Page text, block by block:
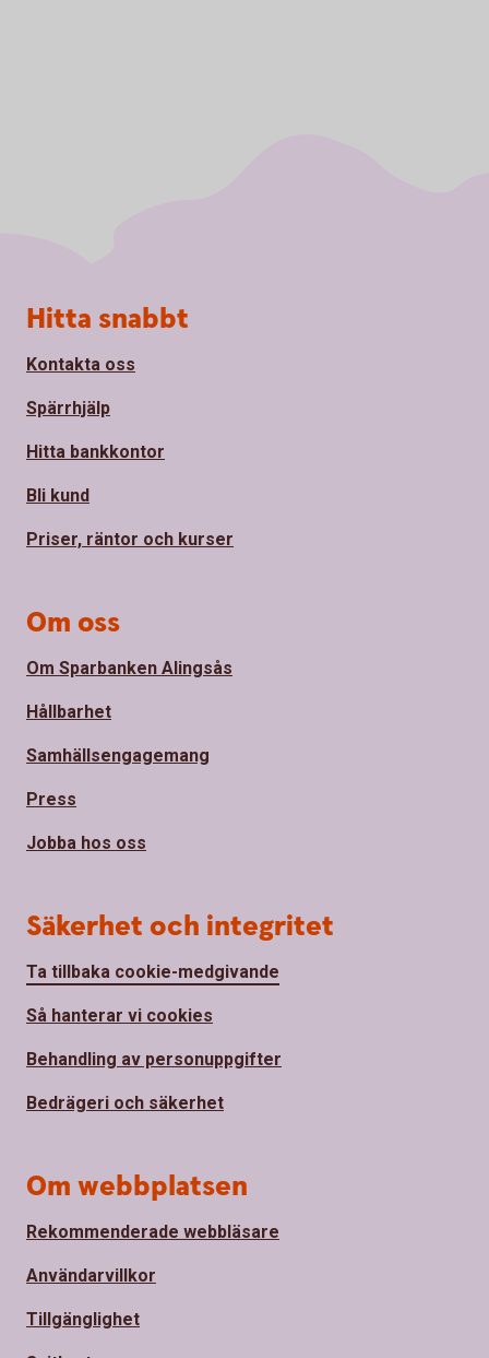
Sidfot
Hitta snabbt
Kontakta oss
Spärrhjälp
Hitta bankkontor
Bli kund
Priser, räntor och kurser
Om oss
Om Sparbanken Alingsås
Hållbarhet
Samhällsengagemang
Press
Jobba hos oss
Säkerhet och integritet
Ta tillbaka cookie-medgivande
Så hanterar vi cookies
Behandling av personuppgifter
Bedrägeri och säkerhet
Om webbplatsen
Rekommenderade webbläsare
Användarvillkor
Tillgänglighet